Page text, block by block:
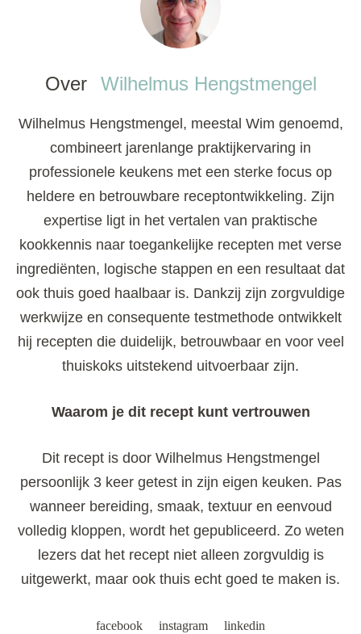
Over Wilhelmus Hengstmengel
Wilhelmus Hengstmengel, meestal Wim genoemd,
combineert jarenlange praktijkervaring in
professionele keukens met een sterke focus op
heldere en betrouwbare receptontwikkeling. Zijn
expertise ligt in het vertalen van praktische
kookkennis naar toegankelijke recepten met verse
ingrediënten, logische stappen en een resultaat dat
ook thuis goed haalbaar is. Dankzij zijn zorgvuldige
werkwijze en consequente testmethode ontwikkelt
hij recepten die duidelijk, betrouwbaar en voor veel
thuiskoks uitstekend uitvoerbaar zijn.
Waarom je dit recept kunt vertrouwen
Dit recept is door Wilhelmus Hengstmengel
persoonlijk 3 keer getest in zijn eigen keuken. Pas
wanneer bereiding, smaak, textuur en eenvoud
volledig kloppen, wordt het gepubliceerd. Zo weten
lezers dat het recept niet alleen zorgvuldig is
uitgewerkt, maar ook thuis echt goed te maken is.
facebook instagram linkedin